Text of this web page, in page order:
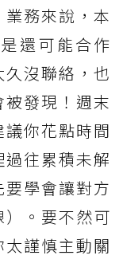
務來說，本
還可能合作
沒聯絡，也
發現！週末
你花點時間
往累積未解
學會讓對方
。要不然可
謹慎主動關